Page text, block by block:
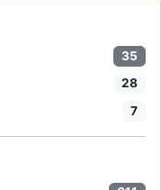
35
28
7